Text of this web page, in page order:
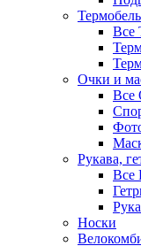
Все
Очки и
Все
Рукава,
Все
Носки